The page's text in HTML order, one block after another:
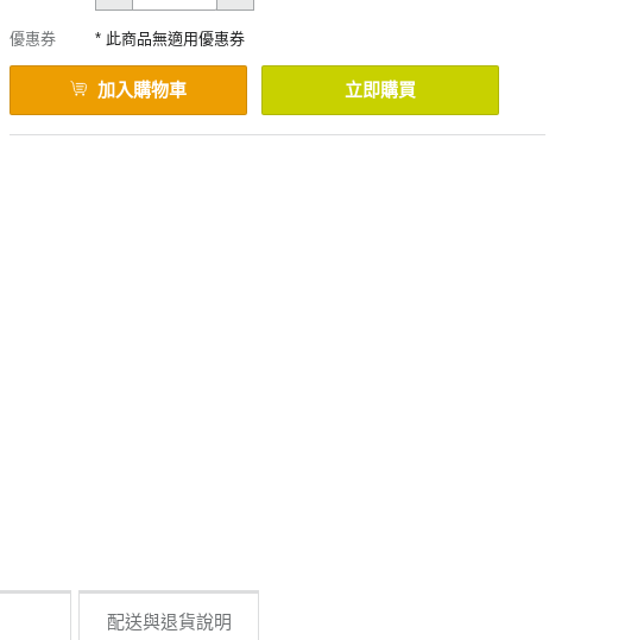
優惠券 * 此商品無適用優惠券
加入購物車 立即購買
配送與退貨說明